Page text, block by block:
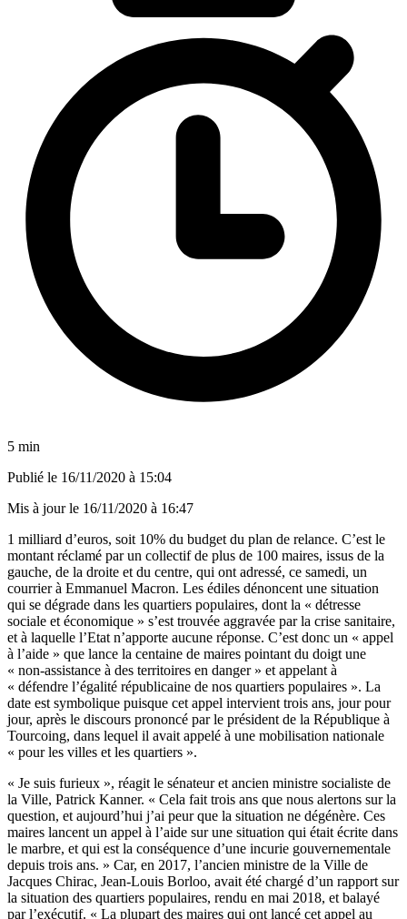
5 min
Publié le 16/11/2020 à 15:04
Mis à jour le 16/11/2020 à 16:47
1 milliard d’euros, soit 10% du budget du plan de relance. C’est le
montant réclamé par un collectif de plus de 100 maires, issus de la
gauche, de la droite et du centre, qui ont adressé, ce samedi, un
courrier à Emmanuel Macron. Les édiles dénoncent une situation
qui se dégrade dans les quartiers populaires, dont la « détresse
sociale et économique » s’est trouvée aggravée par la crise sanitaire,
et à laquelle l’Etat n’apporte aucune réponse. C’est donc un « appel
à l’aide » que lance la centaine de maires pointant du doigt une
« non-assistance à des territoires en danger » et appelant à
« défendre l’égalité républicaine de nos quartiers populaires ». La
date est symbolique puisque cet appel intervient trois ans, jour pour
jour, après le discours prononcé par le président de la République à
Tourcoing, dans lequel il avait appelé à une mobilisation nationale
« pour les villes et les quartiers ».
« Je suis furieux », réagit le sénateur et ancien ministre socialiste de
la Ville, Patrick Kanner. « Cela fait trois ans que nous alertons sur la
question, et aujourd’hui j’ai peur que la situation ne dégénère. Ces
maires lancent un appel à l’aide sur une situation qui était écrite dans
le marbre, et qui est la conséquence d’une incurie gouvernementale
depuis trois ans. » Car, en 2017, l’ancien ministre de la Ville de
Jacques Chirac, Jean-Louis Borloo, avait été chargé d’un rapport sur
la situation des quartiers populaires, rendu en mai 2018, et balayé
par l’exécutif. « La plupart des maires qui ont lancé cet appel au